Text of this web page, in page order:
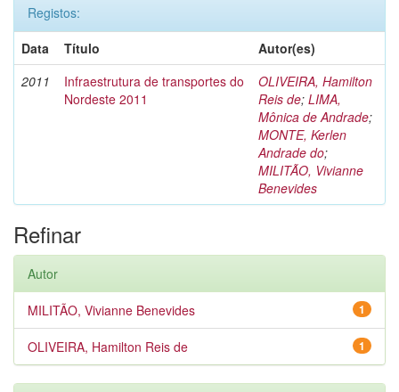
Registos:
Data
Título
Autor(es)
2011
Infraestrutura de transportes do
Nordeste 2011
OLIVEIRA, Hamilton
Reis de; LIMA,
Mônica de Andrade;
MONTE, Kerlen
Andrade do;
MILITÃO, Vivianne
Benevides
Refinar
Autor
1
MILITÃO, Vivianne Benevides
1
OLIVEIRA, Hamilton Reis de